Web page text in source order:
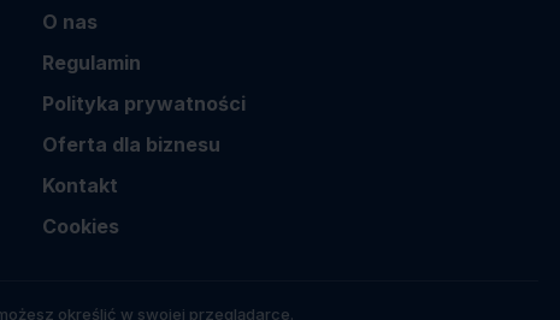
O nas
Regulamin
Polityka prywatności
Oferta dla biznesu
Kontakt
Cookies
określić w swojej przeglądarce.